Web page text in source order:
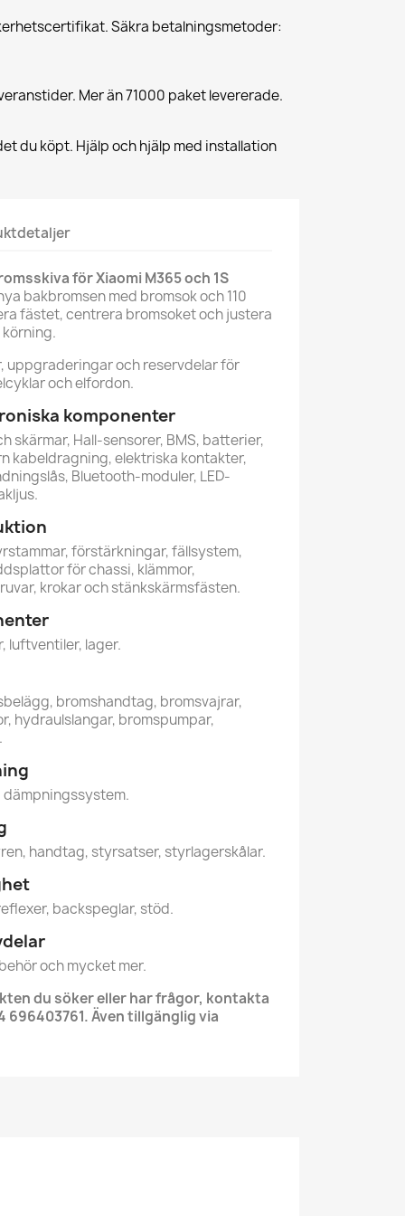
Säkra betalningsmetoder:
Mer än 71000 paket levererade.
du köpt. Hjälp och hjälp med installation
för Xiaomi M365 och 1S
bakbromsen med bromsok och 110
fästet, centrera bromsoket och justera
uppgraderingar och reservdelar för
och elfordon.
komponenter
skärmar, Hall-sensorer, BMS, batterier,
kabeldragning, elektriska kontakter,
Bluetooth-moduler, LED-
förstärkningar, fällsystem,
för chassi, klämmor,
krokar och stänkskärmsfästen.
luftventiler, lager.
bromshandtag, bromsvajrar,
hydraulslangar, bromspumpar,
handtag, styrsatser, styrlagerskålar.
backspeglar, stöd.
och mycket mer.
du söker eller har frågor, kontakta
696403761. Även tillgänglig via